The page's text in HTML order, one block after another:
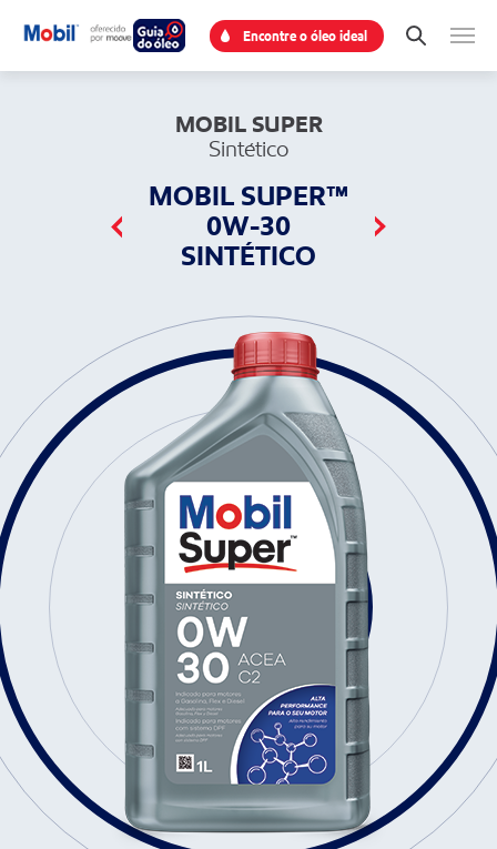
Encontre o óleo ideal
MOBIL SUPER
Sintético
MOBIL SUPER™
0W-30
SINTÉTICO